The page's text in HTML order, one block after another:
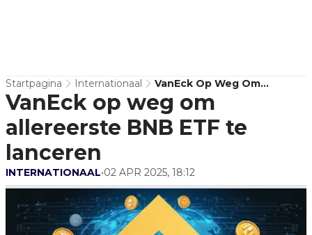
Startpagina Internationaal
VanEck Op Weg Om
Allereerste BNB ETF Te
Lanceren
VanEck op weg om
allereerste BNB ETF te
lanceren
INTERNATIONAAL•02 APR 2025, 18:12